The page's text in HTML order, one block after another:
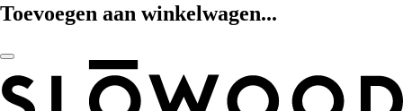
Toevoegen aan winkelwagen...